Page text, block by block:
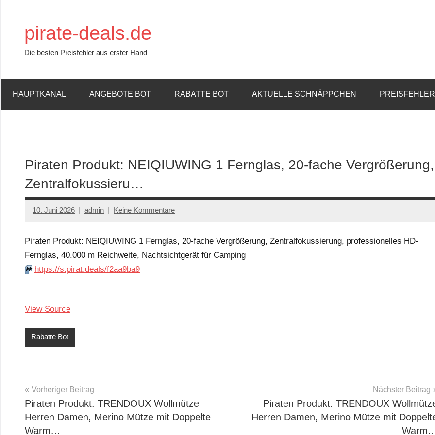
springenpirate-deals.de
Die besten Preisfehler aus erster Hand
HAUPTKANAL ANGEBOTE BOT RABATTE BOT AKTUELLE SCHNÄPPCHEN
Piraten Produkt: NEIQIUWING 1 Fernglas, 20-fache Vergrößerung,
Zentralfokussieru…
10. Juni 2026 admin Keine Kommentare
Piraten Produkt: NEIQIUWING 1 Fernglas, 20-fache Vergrößerung, Zentralfokussierung, professionelles HD-
Fernglas, 40.000 m Reichweite, Nachtsichtgerät für Camping
⏩️ https://s.pirat.deals/f2aa9ba9
View Source
Rabatte Bot
Beitragsnavigation
Vorheriger Beitrag
Piraten Produkt: TRENDOUX Wollmütze
Herren Damen, Merino Mütze mit Doppelte
Warm…
Nächster Beitrag
Piraten Produkt: TRENDOUX
Herren Damen, Merino Mütze mit